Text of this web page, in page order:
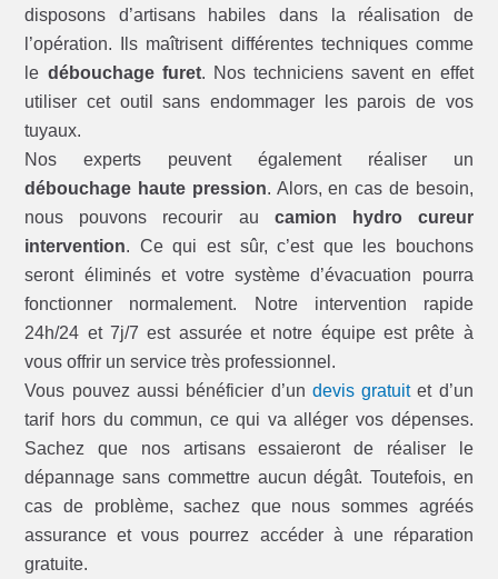
disposons d’artisans habiles dans la réalisation de
l’opération. Ils maîtrisent différentes techniques comme
le débouchage furet. Nos techniciens savent en effet
utiliser cet outil sans endommager les parois de vos
tuyaux.
Nos experts peuvent également réaliser un
débouchage haute pression. Alors, en cas de besoin,
nous pouvons recourir au camion hydro cureur
intervention. Ce qui est sûr, c’est que les bouchons
seront éliminés et votre système d’évacuation pourra
fonctionner normalement. Notre intervention rapide
24h/24 et 7j/7 est assurée et notre équipe est prête à
vous offrir un service très professionnel.
Vous pouvez aussi bénéficier d’un devis gratuitet d’un
tarif hors du commun, ce qui va alléger vos dépenses.
Sachez que nos artisans essaieront de réaliser le
dépannage sans commettre aucun dégât. Toutefois, en
cas de problème, sachez que nous sommes agréés
assurance et vous pourrez accéder à une réparation
gratuite.